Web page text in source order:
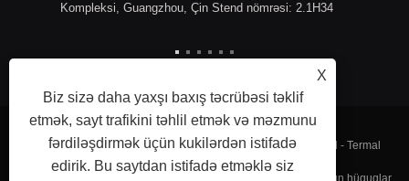
Kompleksi, Guangzhou, Çin Stend nömrəsi: 2.1H34
Müəlliflik hüququ © 2023 Fujian Taian Lamination Film Co, Ltd - Termal
X
Biz sizə daha yaxşı baxış təcrübəsi təklif
etmək, sayt trafikini təhlil etmək və məzmunu
fərdiləşdirmək üçün kukilərdən istifadə
edirik. Bu saytdan istifadə etməklə siz